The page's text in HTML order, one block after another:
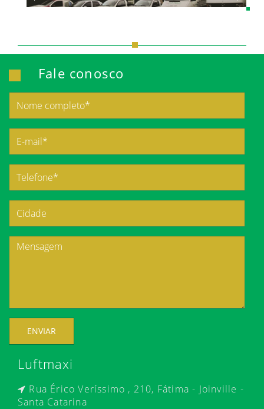
Fale conosco
ENVIAR
Luftmaxi
Rua Érico Veríssimo , 210, Fátima - Joinville -
Santa Catarina